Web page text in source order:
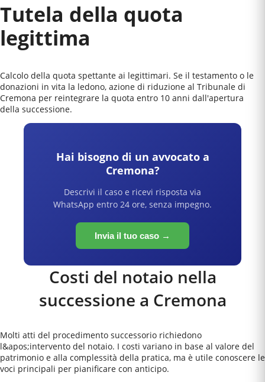
Tutela della quota
legittima
Calcolo della quota spettante ai legittimari. Se il testamento o le
donazioni in vita la ledono, azione di riduzione al Tribunale di
Cremona per reintegrare la quota entro 10 anni dall'apertura
della successione.
Hai bisogno di un avvocato a
Cremona?
Descrivi il caso e ricevi risposta via
WhatsApp entro 24 ore, senza impegno.
Invia il tuo caso →
Costi del notaio nella
successione a Cremona
Molti atti del procedimento successorio richiedono
l&apos;intervento del notaio. I costi variano in base al valore del
patrimonio e alla complessità della pratica, ma è utile conoscere le
voci principali per pianificare con anticipo.